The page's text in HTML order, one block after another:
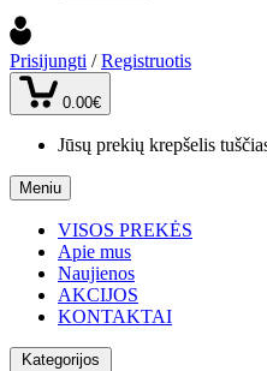
Prisijungti / Registruotis
0.00€
Jūsų prekių krepšelis
Meniu
VISOS PREKĖS
Apie mus
Naujienos
AKCIJOS
KONTAKTAI
Kategorijos